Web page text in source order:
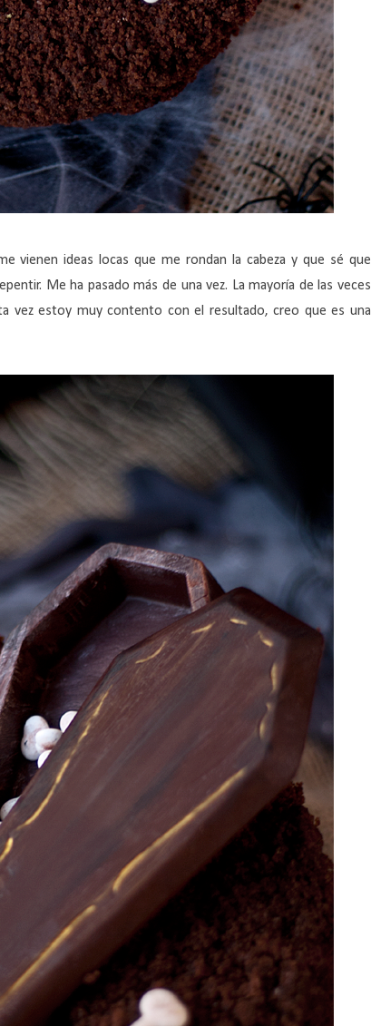
vienen ideas locas que me rondan la cabeza y que sé que
Me ha pasado más de una vez. La mayoría de las veces
vez estoy muy contento con el resultado, creo que es una